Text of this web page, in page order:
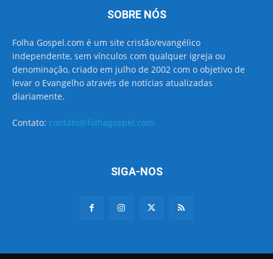
SOBRE NÓS
Folha Gospel.com é um site cristão/evangélico
independente, sem vínculos com qualquer igreja ou
denominação, criado em julho de 2002 com o objetivo de
levar o Evangelho através de notícias atualizadas
diariamente.
Contato: contato@folhagospel.com
SIGA-NOS